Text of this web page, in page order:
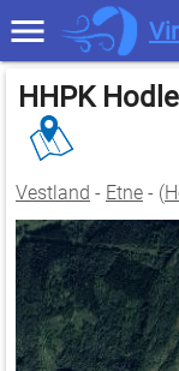
HHPK
Vestland - Etne - (